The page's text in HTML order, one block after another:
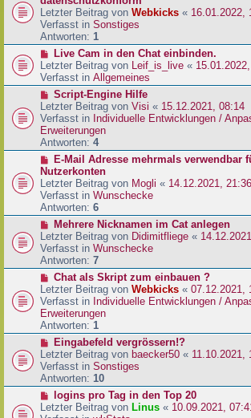
g
B
e
i
t
a
g
u
e
r
B
e
i
t
a
g
Letzter Beitrag von Webkicks « 16.01.2022,
Verfasst in Sonstiges
Antworten: 1
N
e
u
e
r
B
e
i
t
a
g
Live Cam in den Chat einbinden.
Letzter Beitrag von Leif_is_live «
Verfasst in Allgemeines
N
e
u
e
r
B
e
i
t
r
a
g
Script-Engine Hilfe
Letzter Beitrag von Visi « 15.12.2021, 08:14
Verfasst in Individuelle Entwicklungen /
Erweiterungen
Antworten: 4
N
e
u
e
r
B
e
i
t
r
a
g
E-Mail Adresse mehrmals verwendbar
Nutzerkonten
Letzter Beitrag von Mogli « 14.12.2021, 21:36
Verfasst in Wunschecke
Antworten: 6
N
e
u
e
r
B
e
i
t
r
a
g
Mehrere Nicknamen im Cat anlegen
Letzter Beitrag von Didimitfliege «
Verfasst in Wunschecke
Antworten: 7
N
e
u
e
r
B
e
i
t
r
a
g
Chat als Skript zum einbauen ?
Letzter Beitrag von Webkicks « 07.12.2021,
Verfasst in Individuelle Entwicklungen /
Erweiterungen
Antworten: 1
N
e
u
e
r
B
e
Eingabefeld vergrössern!?
Letzter Beitrag von baecker50 « 11.10.2021,
Verfasst in Sonstiges
Antworten: 10
N
e
logins pro Tag in den Top 20
Letzter Beitrag von Linus « 10.09.2021,